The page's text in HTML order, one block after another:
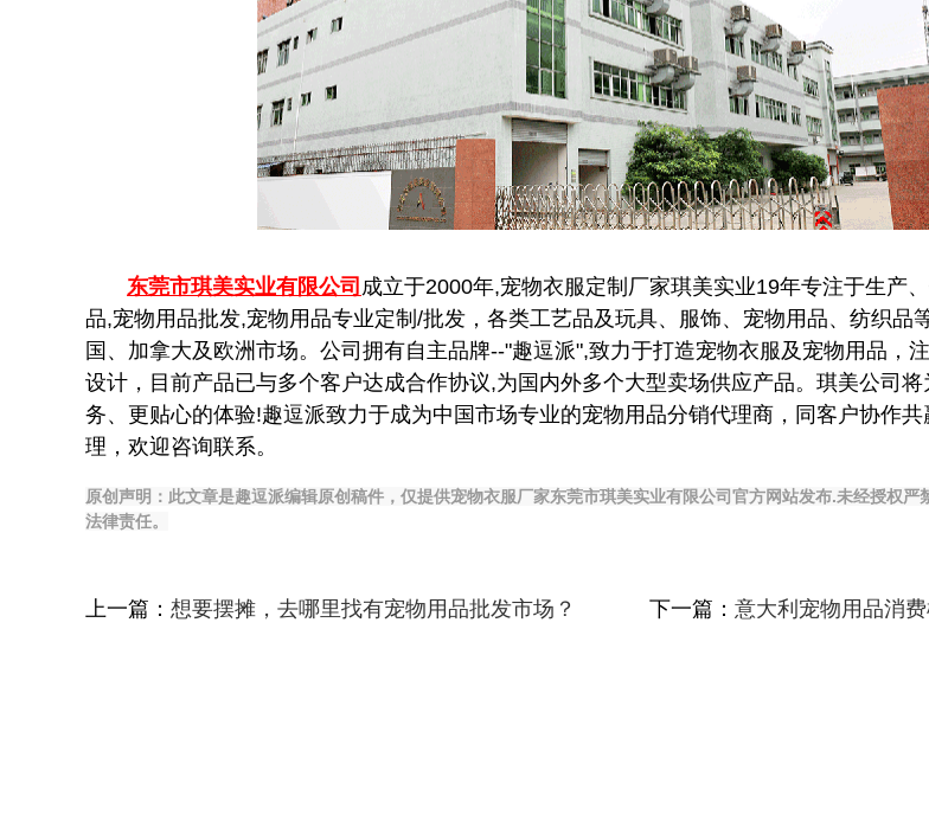
东莞市琪美实业有限公司 成立于2000年,宠物衣服定制厂家琪美实业19年专注于生产
品,宠物用品批发,宠物用品专业定制/批发，各类工艺品及玩具、服饰、宠物用品、纺织品
国、加拿大及欧洲市场。公司拥有自主品牌--"趣逗派",致力于打造宠物衣服及宠物用品，
设计，目前产品已与多个客户达成合作协议,为国内外多个大型卖场供应产品。琪美公司
务、更贴心的体验!趣逗派致力于成为中国市场专业的宠物用品分销代理商，同客户协作
理，欢迎咨询联系。
原创声明：此文章是趣逗派编辑原创稿件，仅提供宠物衣服厂家东莞市琪美实业有限公司官方网站发布.未经授权严
法律责任。
上一篇： 想要摆摊，去哪里找有宠物用品批发市场？ 下一篇： 意大利宠物用品消